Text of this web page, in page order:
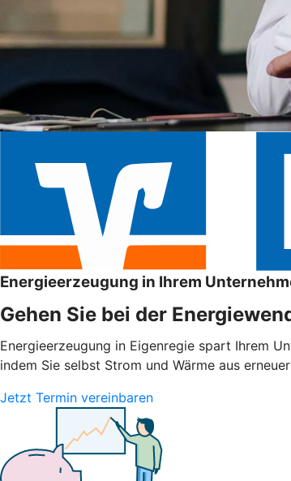
Energieerzeugung in Ihrem
Gehen Sie bei der
Energieerzeugung in Eigenregie spart Ihrem
indem Sie selbst Strom und Wärme aus
Jetzt Termin vereinbaren